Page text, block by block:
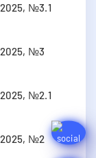
№3.1
2025, №3
№2.1
2025, №2